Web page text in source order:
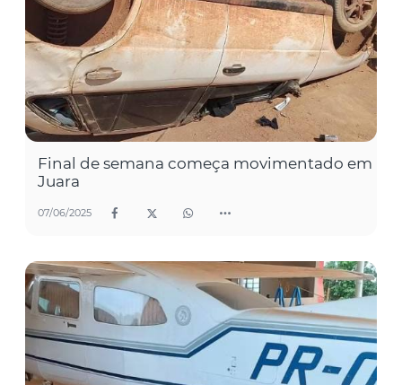
Final de semana começa movimentado em
Juara
07/06/2025